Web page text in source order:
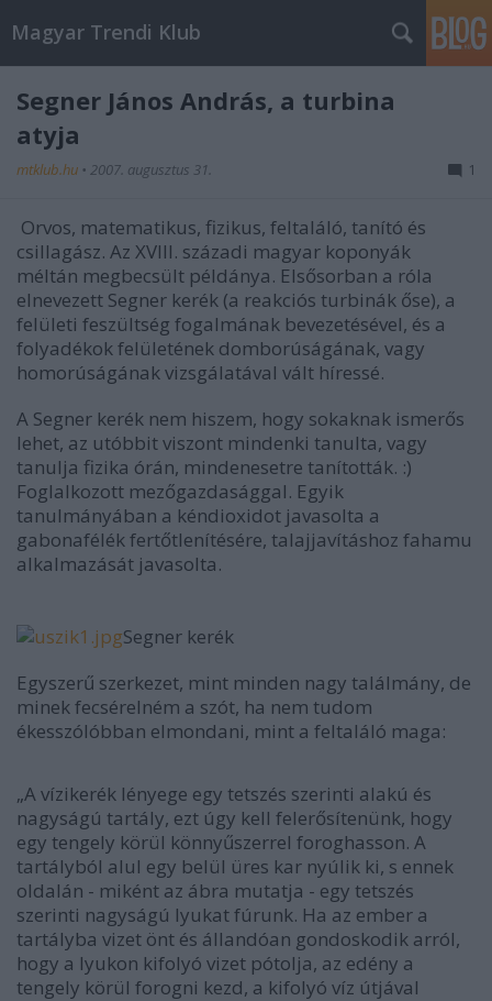
Magyar Trendi Klub
Segner János András, a turbina
atyja
mtklub.hu • 2007. augusztus 31. 1
Orvos, matematikus, fizikus, feltaláló, tanító és
csillagász. Az XVIII. századi magyar koponyák
méltán megbecsült példánya. Elsősorban a róla
elnevezett Segner kerék (a reakciós turbinák őse), a
felületi feszültség fogalmának bevezetésével, és a
folyadékok felületének domborúságának, vagy
homorúságának vizsgálatával vált híressé.
A Segner kerék nem hiszem, hogy sokaknak ismerős
lehet, az utóbbit viszont mindenki tanulta, vagy
tanulja fizika órán, mindenesetre tanították. :)
Foglalkozott mezőgazdasággal. Egyik
tanulmányában a kéndioxidot javasolta a
gabonafélék fertőtlenítésére, talajjavításhoz fahamu
alkalmazását javasolta.
Segner kerék
Egyszerű szerkezet, mint minden nagy találmány, de
minek fecsérelném a szót, ha nem tudom
ékesszólóbban elmondani, mint a feltaláló maga:
„A vízikerék lényege egy tetszés szerinti alakú és
nagyságú tartály, ezt úgy kell felerősítenünk, hogy
egy tengely körül könnyűszerrel foroghasson. A
tartályból alul egy belül üres kar nyúlik ki, s ennek
oldalán - miként az ábra mutatja - egy tetszés
szerinti nagyságú lyukat fúrunk. Ha az ember a
tartályba vizet önt és állandóan gondoskodik arról,
hogy a lyukon kifolyó vizet pótolja, az edény a
tengely körül forogni kezd, a kifolyó víz útjával